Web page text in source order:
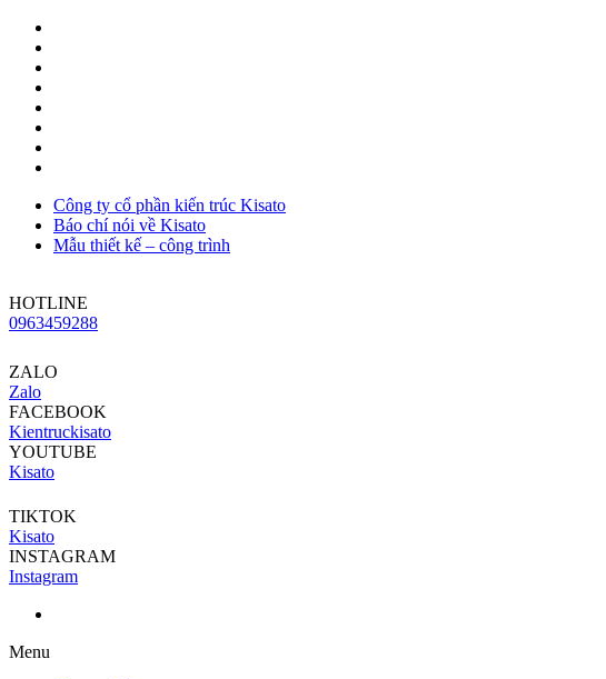
Công ty cổ phần kiến trúc Kisato
Báo chí nói về Kisato
Mẫu thiết kế – công trình
HOTLINE
0963459288
ZALO
Zalo
FACEBOOK
Kientruckisato
YOUTUBE
Kisato
TIKTOK
Kisato
INSTAGRAM
Instagram
Menu